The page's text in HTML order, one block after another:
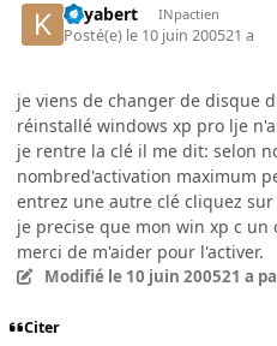
kayabert INpactien
Posté(e) le 10 juin 200521 a
je viens de changer de disque
réinstallé windows xp pro lje
je rentre la clé il me dit: selon
nombred'activation maximum
entrez une autre clé cliquez sur
je precise que mon win xp c
merci de m'aider pour l'activer.
Modifié le 10 juin 200521 a
Citer